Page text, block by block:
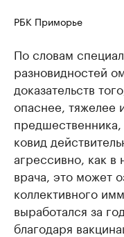
РБК Приморье
По словам
разновидностей
доказательств
опаснее, тяжелее
ковид
агрессивно, как
врача, это может
коллективного
выработался за
благодаря